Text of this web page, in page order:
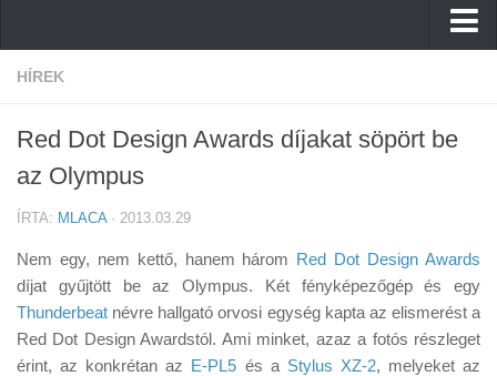
Hírek
Cikkek
Szoftver
Tudástár
Tanácsok
Érdekességek
HÍREK
Red Dot Design Awards díjakat söpört be
az Olympus
ÍRTA: MLACA· 2013.03.29
Nem egy, nem kettő, hanem három Red Dot Design Awards
díjat gyűjtött be az Olympus. Két fényképezőgép és egy
Thunderbeat névre hallgató orvosi egység kapta az elismerést a
Red Dot Design Awardstól. Ami minket, azaz a fotós részleget
érint, az konkrétan az E-PL5 és a Stylus XZ-2, melyeket az